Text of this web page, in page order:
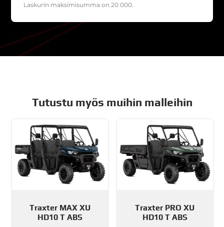
Laskurin maksimisumma on 20 000.
Tutustu myös muihin malleihin
Traxter MAX XU
HD10 T ABS
Traxter PRO XU
HD10 T ABS